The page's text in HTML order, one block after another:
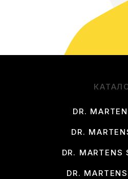
DR.
DR.
DR. MARTENS
DR.